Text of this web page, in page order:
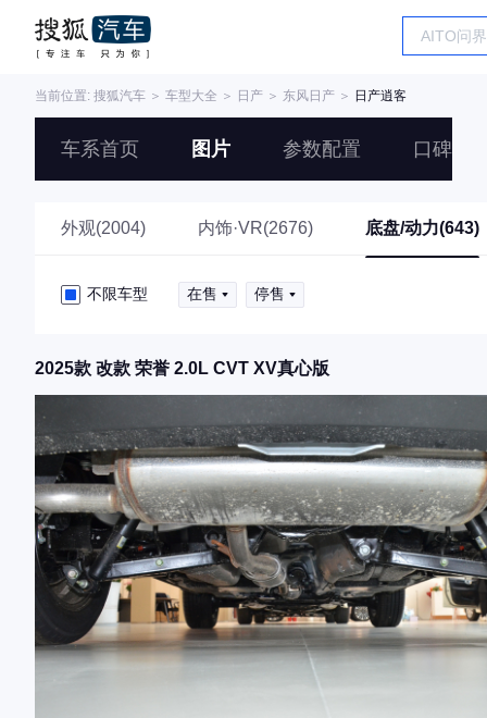
当前位置: 搜狐汽车 ＞ 车型大全 ＞ 日产 ＞ 东风日产 ＞ 日产逍客
车系首页 图片 参数配置 口碑
外观(2004) 内饰·VR(2676) 底盘/动力(643)
不限车型 在售 停售
2025款 改款 荣誉 2.0L CVT XV真心版